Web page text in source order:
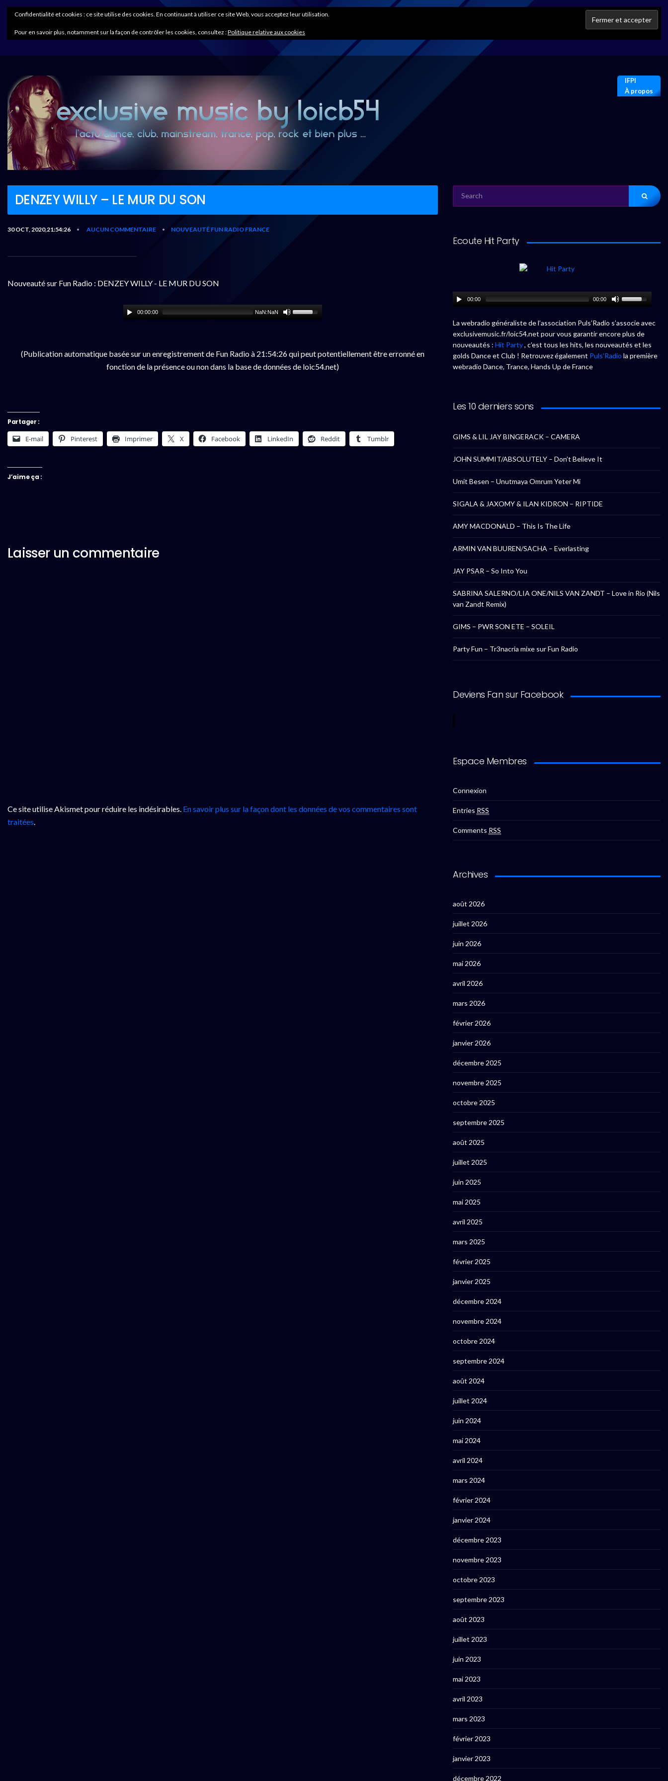
IFPI
À propos
DENZEY WILLY – LE MUR DU SON
30 OCT, 2020,21:54:26 • AUCUN COMMENTAIRE • NOUVEAUTÉ FUN RADIO FRANCE
Nouveauté sur Fun Radio : DENZEY WILLY - LE MUR DU SON
00:00:00 NaN:NaN
(Publication automatique basée sur un enregistrement de Fun Radio à 21:54:26 qui peut potentiellement être erronné en
fonction de la présence ou non dans la base de données de loic54.net)
Partager :
E-mail Pinterest Imprimer X Facebook LinkedIn Reddit Tumblr
J’aime ça :
Laisser un commentaire
Ce site utilise Akismet pour réduire les indésirables. En savoir plus sur la façon dont les données de vos commentaires sont
traitées.
FOR:
Ecoute Hit Party
00:00 00:00
La webradio généraliste de l’association Puls’Radio s’associe avec
exclusivemusic.fr/loic54.net pour vous garantir encore plus de
nouveautés : Hit Party, c’est tous les hits, les nouveautés et les
golds Dance et Club ! Retrouvez également Puls’Radio la première
webradio Dance, Trance, Hands Up de France
Les 10 derniers sons
GIMS & LIL JAY BINGERACK – CAMERA
JOHN SUMMIT/ABSOLUTELY – Don’t Believe It
Umit Besen – Unutmaya Omrum Yeter Mi
SIGALA & JAXOMY & ILAN KIDRON – RIPTIDE
AMY MACDONALD – This Is The Life
ARMIN VAN BUUREN/SACHA – Everlasting
JAY PSAR – So Into You
SABRINA SALERNO/LIA ONE/NILS VAN ZANDT – Love in Rio (Nils
van Zandt Remix)
GIMS – PWR SON ETE – SOLEIL
Party Fun – Tr3nacria mixe sur Fun Radio
Deviens Fan sur Facebook
Espace Membres
Connexion
Entries RSS
Comments RSS
Archives
août 2026
juillet 2026
juin 2026
mai 2026
avril 2026
mars 2026
février 2026
janvier 2026
décembre 2025
novembre 2025
octobre 2025
septembre 2025
août 2025
juillet 2025
juin 2025
mai 2025
avril 2025
mars 2025
février 2025
janvier 2025
décembre 2024
novembre 2024
octobre 2024
septembre 2024
août 2024
juillet 2024
juin 2024
mai 2024
avril 2024
mars 2024
février 2024
janvier 2024
décembre 2023
novembre 2023
octobre 2023
septembre 2023
août 2023
juillet 2023
juin 2023
mai 2023
avril 2023
mars 2023
février 2023
janvier 2023
décembre 2022
Confidentialité et cookies : ce site utilise des cookies. En continuant à utiliser ce site Web, vous acceptez leur utilisation.
Pour en savoir plus, notamment sur la façon de contrôler les cookies, consultez :Politique relative aux cookies